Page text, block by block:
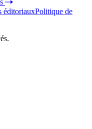
éditoriauxPolitique de